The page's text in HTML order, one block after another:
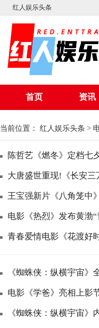
红人娱乐头条
首页 资讯
当前位置： 红人娱乐头条 >
陈哲艺《燃冬》定档七
大唐盛世重现!《长安
王宝强新片《八角笼中
电影《热烈》发布黄渤
青春爱情电影《花渡好
《蜘蛛侠：纵横宇宙
电影《学爸》亮相上影
《蜘蛛侠：纵横宇宙